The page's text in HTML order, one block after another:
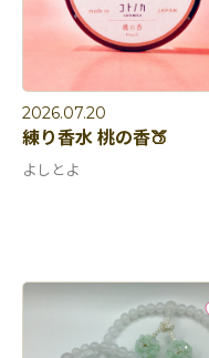
2026.07.20
練り香水 桃の香🍑
よしとよ